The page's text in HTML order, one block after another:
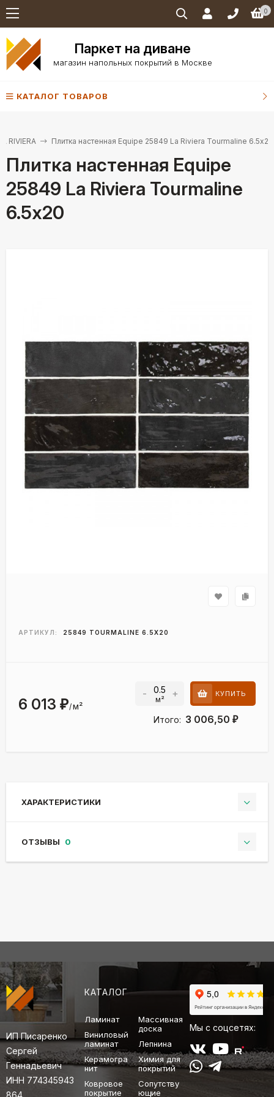
0
Паркет на диване
магазин напольных покрытий в Москве
КАТАЛОГ ТОВАРОВ
RIVIERA Плитка настенная Equipe 25849 La Riviera Tourmaline 6.5х20
Плитка настенная Equipe
25849 La Riviera Tourmaline
6.5х20
АРТИКУЛ: 25849 TOURMALINE 6.5Х20
6 013 ₽/м²
- м² + КУПИТЬ
Итого: 3 006,50 ₽
ХАРАКТЕРИСТИКИ
ОТЗЫВЫ 0
ИП Писаренко
Сергей
Геннадьевич
ИНН 774345943
864
КАТАЛОГ
Ламинат
Виниловый
ламинат
Керамогра
нит
Ковровое
покрытие
Массивная
доска
Лепнина
Химия для
покрытий
Сопутству
ющие
Мы с соцсетях: